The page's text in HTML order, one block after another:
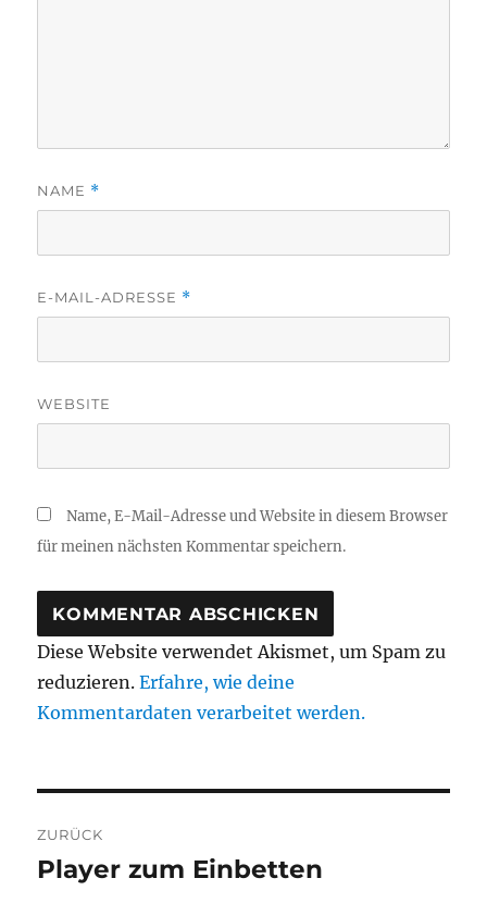
NAME *
E-MAIL-ADRESSE *
WEBSITE
Name, E-Mail-Adresse und Website in diesem Browser
für meinen nächsten Kommentar speichern.
Diese Website verwendet Akismet, um Spam zu
reduzieren.Erfahre, wie deine
Kommentardaten verarbeitet werden.
ZURÜCK
Vorheriger
Player zum Einbetten